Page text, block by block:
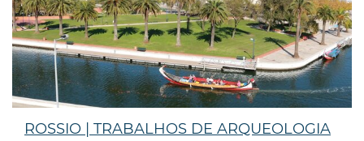
ROSSIO | TRABALHOS DE ARQUEOLOGIA